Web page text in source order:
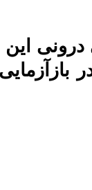
روایی